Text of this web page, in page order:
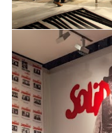
Milicyjny STAR w